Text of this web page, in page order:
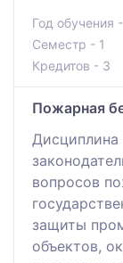
Год обучения
Семестр - 1
Кредитов - 3
Пожарная
Дисциплина
вопросов
защиты
объектов,